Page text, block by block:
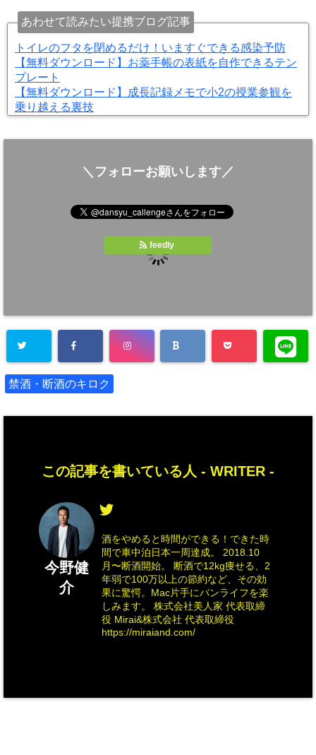
あわせて読みたい提携ブログ記事
トイレのフタを閉めるだけ！いますぐできる感染予防
【無料ダウンロード】お薬手帳の表紙を自作できるテン
プレート
【無料ダウンロード】成長記録メモで小2の授業参観を
乗り越える裏技
＼フォローお願いします／
feedly
禁酒・断酒のキロク
この記事を書いている人 - WRITER -
今野健
介
酒をやめると時間ができる！できた時
間で車中泊日本一周達成。 2018.10
月〜断酒開始。 断酒で12kg痩せる、2
年弱で100万以上の節約など、その効
果に驚愕。Mac片手にバンライフを楽
しみます。 株式会社美人家 代表取締
役 Mirai&株式会社 代表取締役
https://miraiand.com/